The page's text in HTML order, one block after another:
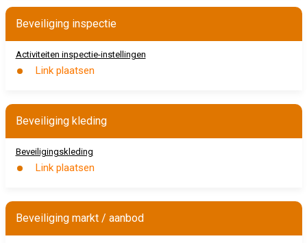
Beveiliging inspectie
Activiteiten inspectie-instellingen
Link plaatsen
Beveiliging kleding
Beveiligingskleding
Link plaatsen
Beveiliging markt / aanbod